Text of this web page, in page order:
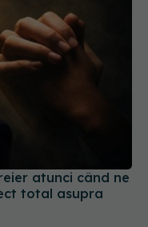
total asupra